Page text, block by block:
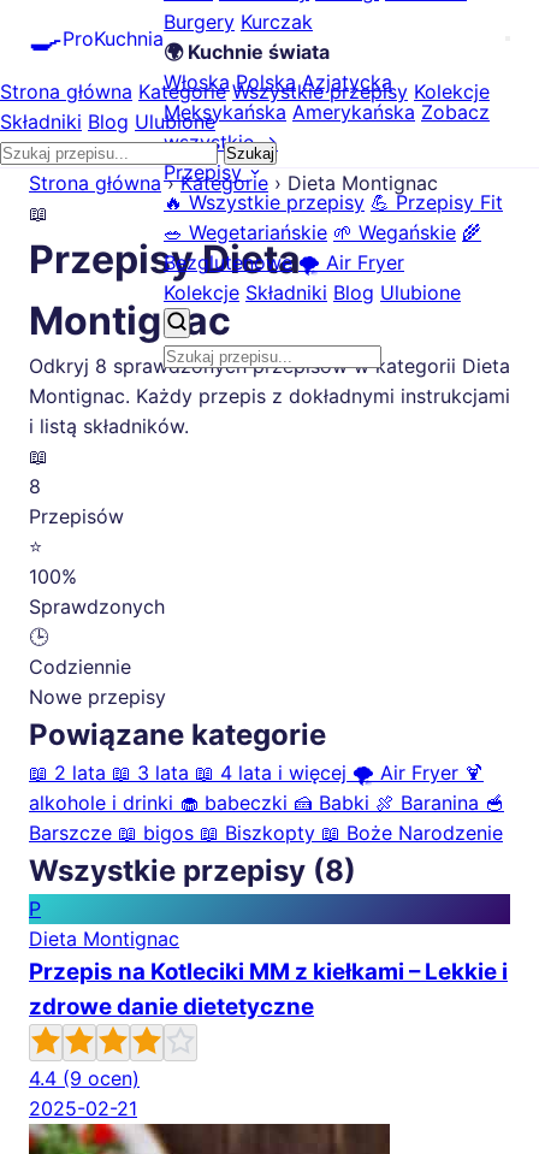
🍳ProKuchnia
Burgery Kurczak
🌍 Kuchnie świata
Włoska Polska Azjatycka
Meksykańska Amerykańska Zobacz
wszystkie →
Przepisy
🔥 Wszystkie przepisy 💪 Przepisy Fit
🥗 Wegetariańskie 🌱 Wegańskie 🌾
Bezglutenowe 🌪️ Air Fryer
Kolekcje Składniki Blog Ulubione
Strona główna Kategorie Wszystkie przepisy Kolekcje
Składniki Blog Ulubione
Szukaj
Strona główna › Kategorie › Dieta Montignac
📖
Przepisy Dieta
Montignac
Odkryj 8 sprawdzonych przepisów w kategorii Dieta
Montignac. Każdy przepis z dokładnymi instrukcjami
i listą składników.
📖
8
Przepisów
⭐
100%
Sprawdzonych
🕒
Codziennie
Nowe przepisy
Powiązane kategorie
📖 2 lata 📖 3 lata 📖 4 lata i więcej 🌪️ Air Fryer 🍹
alkohole i drinki 🧁 babeczki 🍰 Babki 🍖 Baranina 🥣
Barszcze 📖 bigos 📖 Biszkopty 📖 Boże Narodzenie
Wszystkie przepisy (8)
P
Dieta Montignac
Przepis na Kotleciki MM z kiełkami – Lekkie i
zdrowe danie dietetyczne
4.4 (9 ocen)
2025-02-21